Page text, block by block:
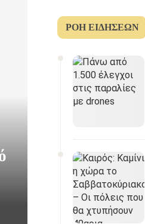
ΡΟΉ ΕΙΔΉΣΕΩΝ